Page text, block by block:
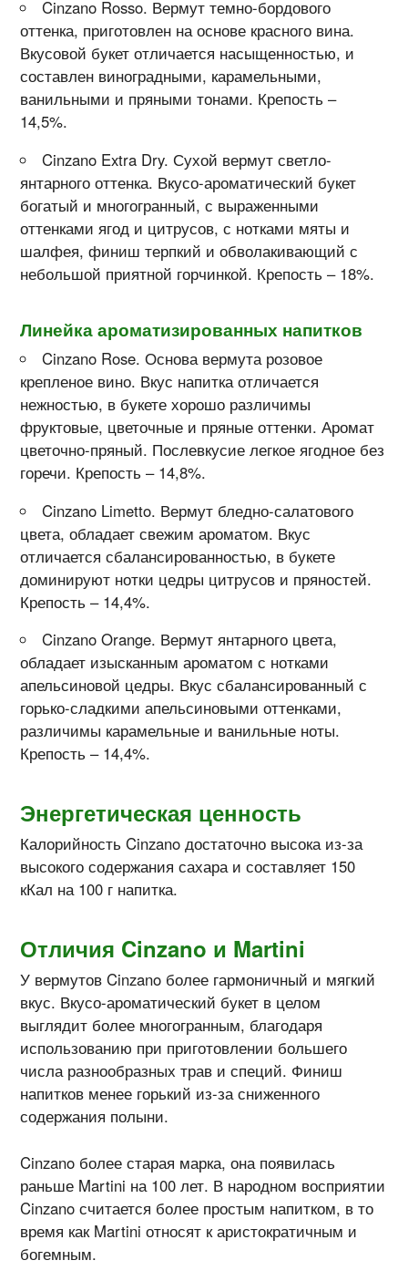
Cinzano Rosso. Вермут темно-бордового
оттенка, приготовлен на основе красного вина.
Вкусовой букет отличается насыщенностью, и
составлен виноградными, карамельными,
ванильными и пряными тонами. Крепость –
14,5%.
Cinzano Extra Dry. Сухой вермут светло-
янтарного оттенка. Вкусо-ароматический букет
богатый и многогранный, с выраженными
оттенками ягод и цитрусов, с нотками мяты и
шалфея, финиш терпкий и обволакивающий с
небольшой приятной горчинкой. Крепость – 18%.
Линейка ароматизированных напитков
Cinzano Rose. Основа вермута розовое
крепленое вино. Вкус напитка отличается
нежностью, в букете хорошо различимы
фруктовые, цветочные и пряные оттенки. Аромат
цветочно-пряный. Послевкусие легкое ягодное без
горечи. Крепость – 14,8%.
Cinzano Limetto. Вермут бледно-салатового
цвета, обладает свежим ароматом. Вкус
отличается сбалансированностью, в букете
доминируют нотки цедры цитрусов и пряностей.
Крепость – 14,4%.
Cinzano Orange. Вермут янтарного цвета,
обладает изысканным ароматом с нотками
апельсиновой цедры. Вкус сбалансированный с
горько-сладкими апельсиновыми оттенками,
различимы карамельные и ванильные ноты.
Крепость – 14,4%.
Энергетическая ценность
Калорийность Cinzano достаточно высока из-за
высокого содержания сахара и составляет 150
кКал на 100 г напитка.
Отличия Cinzano и Martini
У вермутов Cinzano более гармоничный и мягкий
вкус. Вкусо-ароматический букет в целом
выглядит более многогранным, благодаря
использованию при приготовлении большего
числа разнообразных трав и специй. Финиш
напитков менее горький из-за сниженного
содержания полыни.
Cinzano более старая марка, она появилась
раньше Martini на 100 лет. В народном восприятии
Cinzano считается более простым напитком, в то
время как Martini относят к аристократичным и
богемным.